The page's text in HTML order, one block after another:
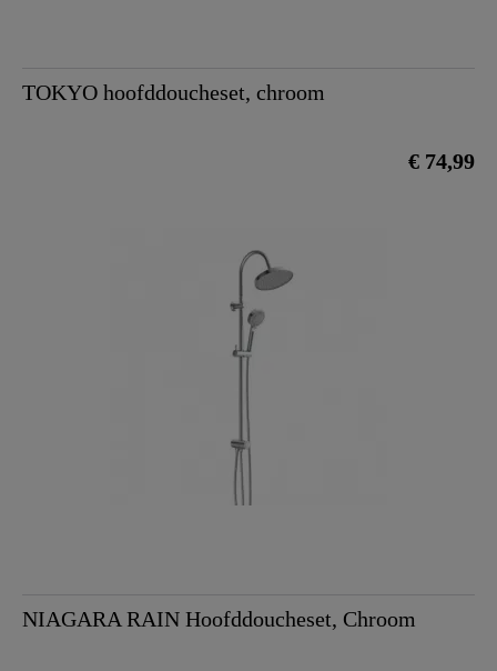
TOKYO hoofddoucheset, chroom
€ 74,99
NIAGARA RAIN Hoofddoucheset, Chroom